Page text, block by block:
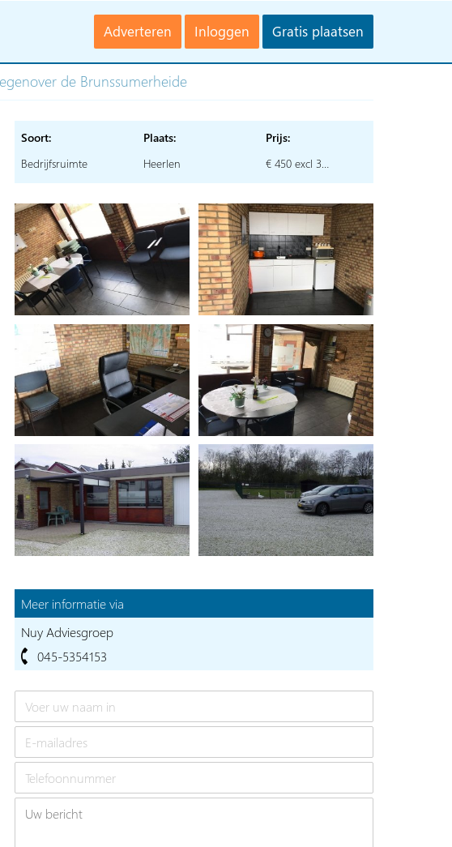
Adverteren Inloggen Gratis plaatsen
de Brunssumerheide
Soort:
Bedrijfsruimte
Plaats:
Heerlen
Prijs:
€ 450 excl 3…
Meer informatie via
Nuy Adviesgroep
045-5354153